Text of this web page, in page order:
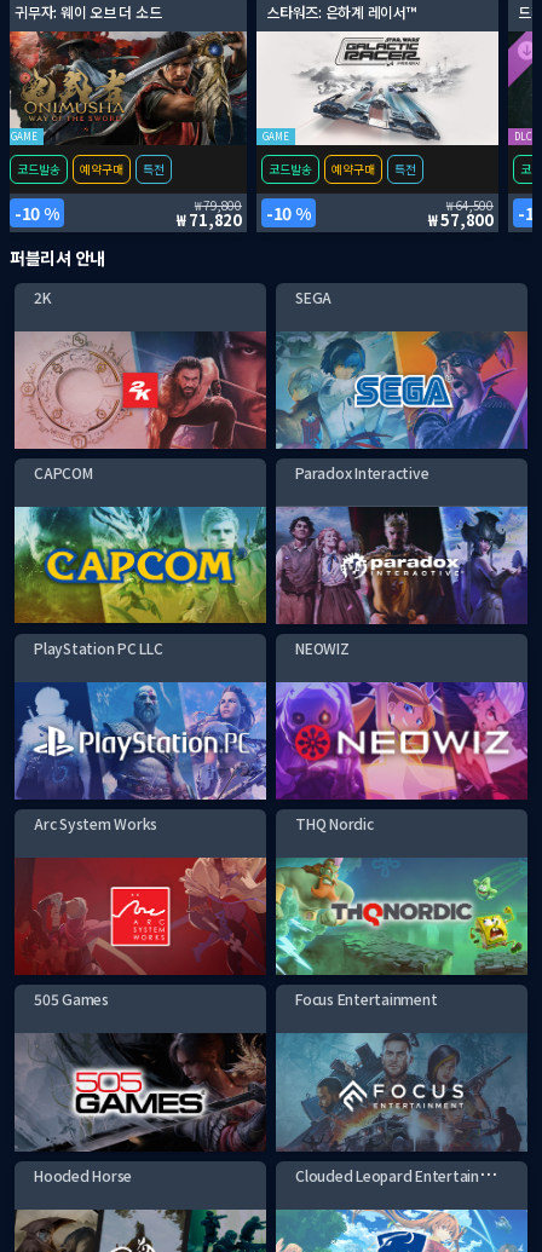
귀무자: 웨이 오브 더 소드
GAME
코드발송 예약구매 특전
10 % 79,800
71,820
스타워즈: 은하계 레이서™
GAME
코드발송 예약구매 특전
10 % 64,500
57,800
드
DLC
코
퍼블리셔 안내
2K SEGA
CAPCOM Paradox Interactive
PlayStation PC LLC NEOWIZ
Arc System Works THQ Nordic
505 Games Focus Entertainment
Hooded Horse C
louded Leopard Entertainment